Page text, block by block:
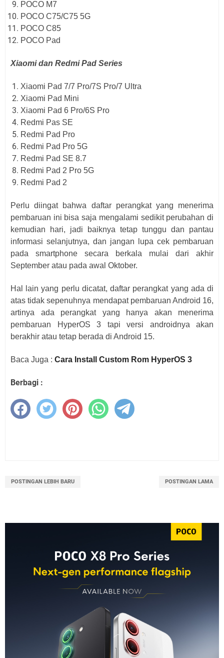
POCO M7
POCO C75/C75 5G
POCO C85
POCO Pad
Xiaomi dan Redmi Pad Series
Xiaomi Pad 7/7 Pro/7S Pro/7 Ultra
Xiaomi Pad Mini
Xiaomi Pad 6 Pro/6S Pro
Redmi Pas SE
Redmi Pad Pro
Redmi Pad Pro 5G
Redmi Pad SE 8.7
Redmi Pad 2 Pro 5G
Redmi Pad 2
Perlu diingat bahwa daftar perangkat yang menerima
pembaruan ini bisa saja mengalami sedikit perubahan di
kemudian hari, jadi baiknya tetap tunggu dan pantau
informasi selanjutnya, dan jangan lupa cek pembaruan
pada smartphone secara berkala mulai dari akhir
September atau pada awal Oktober.
Hal lain yang perlu dicatat, daftar perangkat yang ada di
atas tidak sepenuhnya mendapat pembaruan Android 16,
artinya ada perangkat yang hanya akan menerima
pembaruan HyperOS 3 tapi versi androidnya akan
berakhir atau tetap berada di Android 15.
Baca Juga : Cara Install Custom Rom HyperOS 3
Berbagi :
POSTINGAN LEBIH BARU POSTINGAN LAMA